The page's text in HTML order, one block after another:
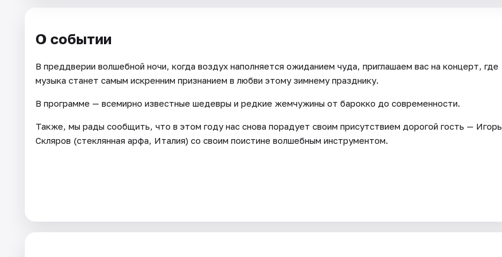
О событии
В преддверии волшебной ночи, когда воздух наполняется ожиданием чуда, приглашаем вас на концерт, где
музыка станет самым искренним признанием в любви этому зимнему празднику.
В программе — всемирно известные шедевры и редкие жемчужины от барокко до современности.
Также, мы рады сообщить, что в этом году нас снова порадует своим присутствием дорогой гость — Игорь
Скляров (стеклянная арфа, Италия) со своим поистине волшебным инструментом.